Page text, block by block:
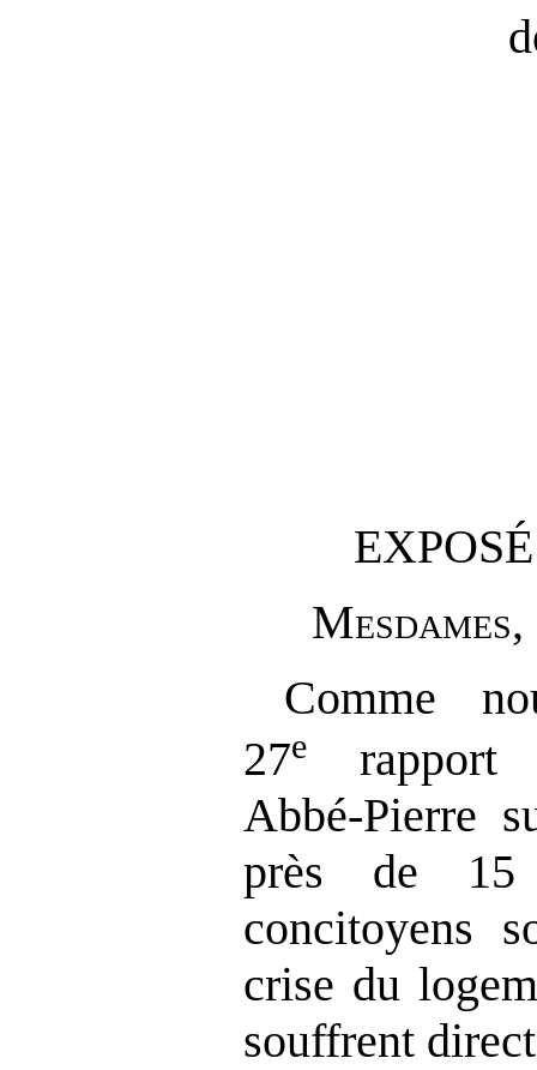
Mesdames
Comme
27e
rapport
Abbé‑Pierre
près de
concitoyens
crise du
souffrent